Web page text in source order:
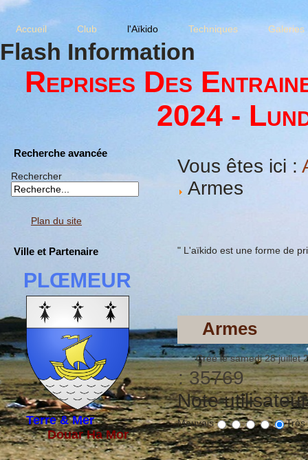
Accueil Club l'Aïkido Techniques Galeries
Flash Information
Reprises Des
2024 -
Recherche avancée
Rechercher
Plan du site
Ville et Partenaire
PLŒMEUR
Terre & Mer
Douar Ha Mor
Vous êtes ici :
Armes
" L'aïkido est une forme de
Armes
Créé le samedi 28 juillet
: 35769
Note
Mauvais